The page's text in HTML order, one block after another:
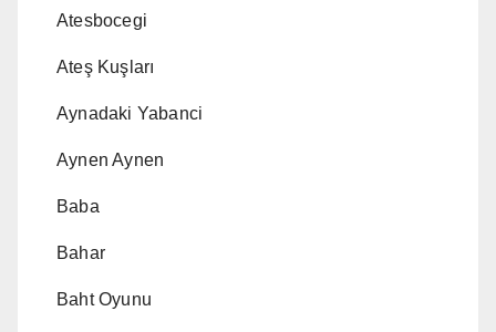
Atesbocegi
Ateş Kuşları
Aynadaki Yabanci
Aynen Aynen
Baba
Bahar
Baht Oyunu